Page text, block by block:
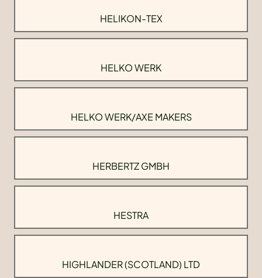
HELIKON-TEX
HELKO WERK
HELKO WERK/AXE MAKERS
HERBERTZ GMBH
HESTRA
HIGHLANDER (SCOTLAND) LTD